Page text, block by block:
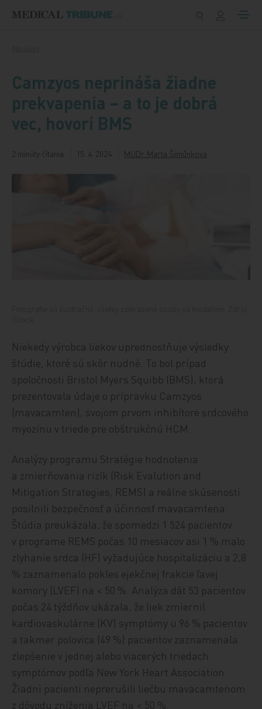
Camzyos neprináša žiadne
prekvapenia – a to je dobrá
vec, hovorí BMS
2 minúty čítania 15. 4. 2024 MUDr. Marta Šimůnková
Niekedy výrobca liekov uprednostňuje výsledky
štúdie, ktoré sú skôr nudné. To bol prípad
spoločnosti Bristol Myers Squibb (BMS), ktorá
prezentovala údaje o prípravku Camzyos
(mavacamten), svojom prvom inhibítore srdcového
myozínu v triede pre obštrukčnú HCM.
Analýzy programu Stratégie hodnotenia
a zmierňovania rizík (Risk Evalution and
Mitigation Strategies, REMS) a reálne skúsenosti
posilnili bezpečnosť a účinnosť mavacamtena.
Štúdia preukázala, že spomedzi 1 524 pacientov
v programe REMS počas 10 mesiacov asi 1 % malo
zlyhanie srdca (HF) vyžadujúce hospitalizáciu a 2,8
% zaznamenalo pokles ejekčnej frakcie ľavej
komory (LVEF) na < 50 %. Analýza dát 53 pacientov
počas 24 týždňov ukázala, že liek zmiernil
kardiovaskulárne (KV) symptómy u 96 % pacientov
a takmer polovica (49 %) pacientov zaznamenala
zlepšenie v jednej alebo viacerých triedach
symptómov podľa New York Heart Association.
Žiadni pacienti neprerušili liečbu mavacamtenom
z dôvodu zníženia LVEF na < 50 %.